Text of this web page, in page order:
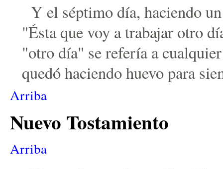
Y el séptimo día, haciendo
"Ésta que voy a trabajar otro
"otro día" se refería a
quedó haciendo huevo para
Arriba
Nuevo Tostamiento
Arriba